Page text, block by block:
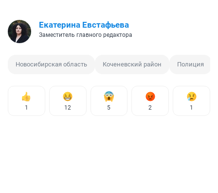
Екатерина Евстафьева
Заместитель главного редактора
Новосибирская область Коченевский район Полиция
1 12 5 2 1